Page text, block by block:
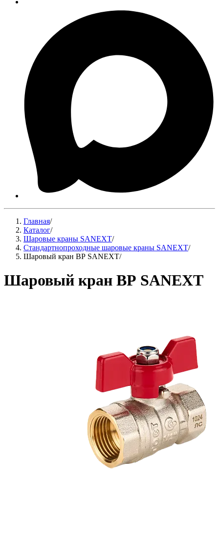
Главная/
Каталог/
Шаровые краны SANEXT/
Стандартнопроходные шаровые краны SANEXT/
Шаровый кран ВР SANEXT/
Шаровый кран ВР SANEXT